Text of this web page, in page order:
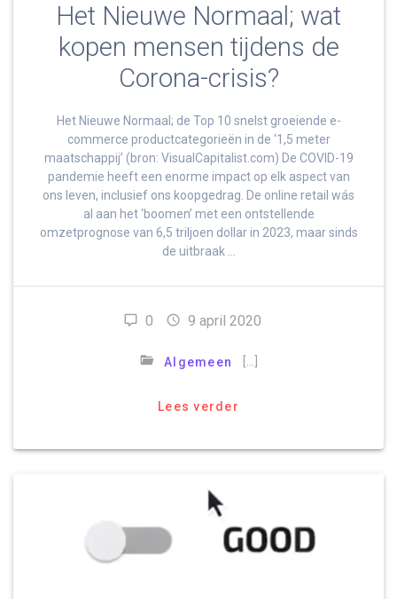
Het Nieuwe Normaal; wat
kopen mensen tijdens de
Corona-crisis?
Het Nieuwe Normaal; de Top 10 snelst groeiende e-
commerce productcategorieën in de ‘1,5 meter
maatschappij’ (bron: VisualCapitalist.com) De COVID-19
pandemie heeft een enorme impact op elk aspect van
ons leven, inclusief ons koopgedrag. De online retail wás
al aan het ‘boomen’ met een ontstellende
omzetprognose van 6,5 triljoen dollar in 2023, maar sinds
de uitbraak …
0 9 april 2020
Algemeen
Lees verder